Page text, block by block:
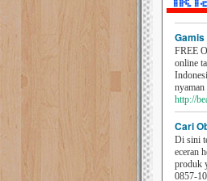
FREE
online
nyaman
http://
Cari
Di sini
eceran
produk
0857-